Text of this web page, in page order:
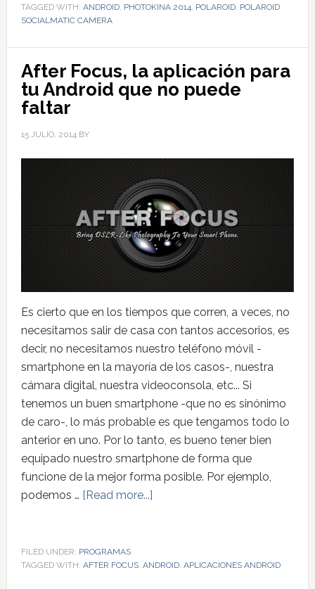
TAGGED WITH: ANDROID, PHOTOKINA 2014, POLAROID, POLAROID
SOCIALMATIC CAMERA
After Focus, la aplicación para
tu Android que no puede
faltar
15 JULIO, 2014BY
Es cierto que en los tiempos que corren, a veces, no
necesitamos salir de casa con tantos accesorios, es
decir, no necesitamos nuestro teléfono móvil -
smartphone en la mayoría de los casos-, nuestra
cámara digital, nuestra videoconsola, etc... Si
tenemos un buen smartphone -que no es sinónimo
de caro-, lo más probable es que tengamos todo lo
anterior en uno. Por lo tanto, es bueno tener bien
equipado nuestro smartphone de forma que
funcione de la mejor forma posible. Por ejemplo,
podemos … [Read more...]
FILED UNDER: PROGRAMAS
TAGGED WITH: AFTER FOCUS, ANDROID, APLICACIONES ANDROID